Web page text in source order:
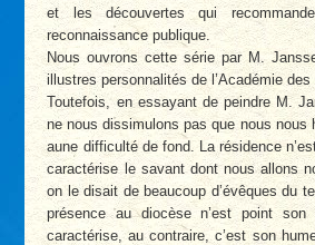
et les découvertes qui
reconnaissance publique.
Nous ouvrons cette série par M.
illustres personnalités de l’Académie
Toutefois, en essayant de peindre M.
ne nous dissimulons pas que nous nous
aune difficulté de fond. La résidence
caractérise le savant dont nous allons
on le disait de beaucoup d’évêques du
présence au diocèse n’est point
caractérise, au contraire, c’est son